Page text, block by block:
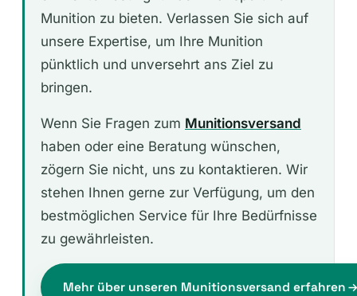
Munition zu bieten. Verlassen Sie sich auf
unsere Expertise, um Ihre Munition
pünktlich und unversehrt ans Ziel zu
bringen.
Wenn Sie Fragen zum Munitionsversand
haben oder eine Beratung wünschen,
zögern Sie nicht, uns zu kontaktieren. Wir
stehen Ihnen gerne zur Verfügung, um den
bestmöglichen Service für Ihre Bedürfnisse
zu gewährleisten.
Mehr über unseren Munitionsversand erfahren